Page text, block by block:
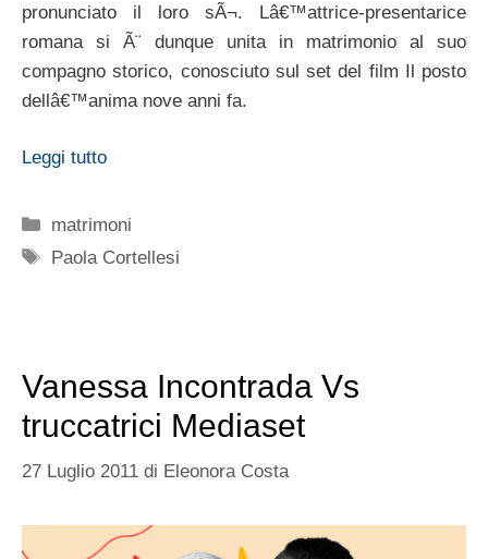
pronunciato il loro sÃ¬. Lâ€™attrice-presentarice
romana si Ã¨ dunque unita in matrimonio al suo
compagno storico, conosciuto sul set del film Il posto
dellâ€™anima nove anni fa.
Leggi tutto
Categorie
matrimoni
Tag
Paola Cortellesi
Vanessa Incontrada Vs
truccatrici Mediaset
27 Luglio 2011 di Eleonora Costa